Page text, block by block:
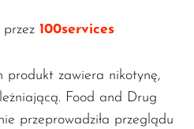
płyny dopasowane do
bez, shortfilli oraz nic
swoje
waporyzacji.
100services
zawiera nikotynę,
Food and Drug
przeprowadziła przeglądu